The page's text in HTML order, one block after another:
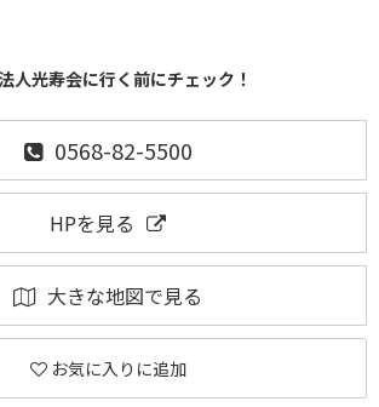
人光寿会に行く前にチェック！
0568-82-5500
HPを見る
大きな地図で見る
お気に入りに追加